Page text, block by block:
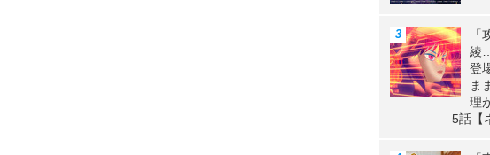
綾
登
ま
理
5話【